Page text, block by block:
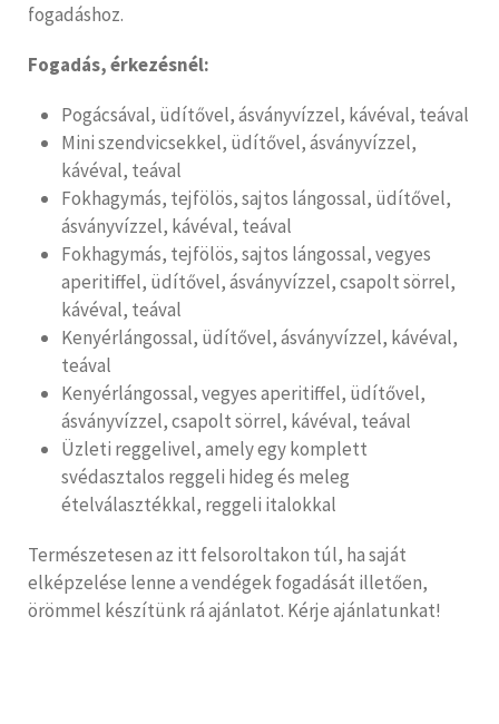
fogadáshoz.
Fogadás, érkezésnél:
Pogácsával, üdítővel, ásványvízzel, kávéval, teával
Mini szendvicsekkel, üdítővel, ásványvízzel,
kávéval, teával
Fokhagymás, tejfölös, sajtos lángossal, üdítővel,
ásványvízzel, kávéval, teával
Fokhagymás, tejfölös, sajtos lángossal, vegyes
aperitiffel, üdítővel, ásványvízzel, csapolt sörrel,
kávéval, teával
Kenyérlángossal, üdítővel, ásványvízzel, kávéval,
teával
Kenyérlángossal, vegyes aperitiffel, üdítővel,
ásványvízzel, csapolt sörrel, kávéval, teával
Üzleti reggelivel, amely egy komplett
svédasztalos reggeli hideg és meleg
ételválasztékkal, reggeli italokkal
Természetesen az itt felsoroltakon túl, ha saját
elképzelése lenne a vendégek fogadását illetően,
örömmel készítünk rá ajánlatot. Kérje ajánlatunkat!